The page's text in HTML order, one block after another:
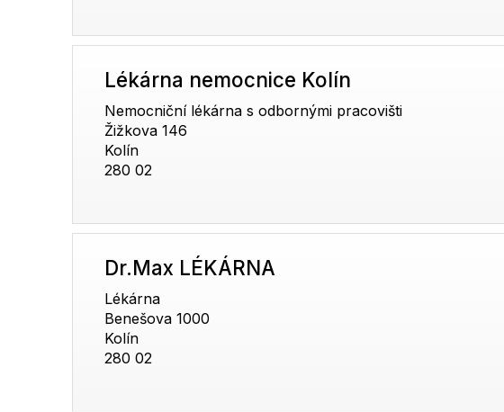
Lékárna nemocnice Kolín
Nemocniční lékárna s odbornými pracovišti
Žižkova 146
Kolín
280 02
Dr.Max LÉKÁRNA
Lékárna
Benešova 1000
Kolín
280 02